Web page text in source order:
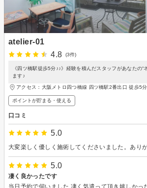
atelier-01
4.8
(3件)
《四ツ橋駅徒歩5分♪♪》経験を積んだスタッフがあなたの“
ます♪
アクセス：大阪メトロ四つ橋線 四ツ橋駅2番出口 徒歩5分
ポイントが貯まる・使える
口コミ
5.0
大変楽しく優しく施術してくださいました。あり
5.0
凄く良かったです